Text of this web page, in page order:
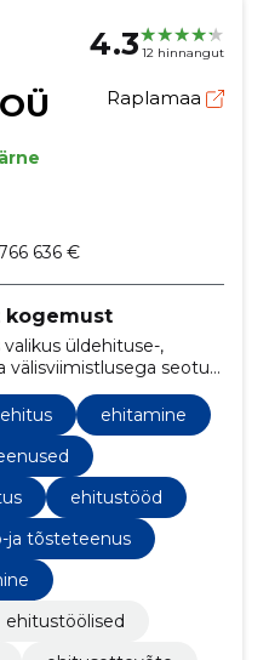
4.3 12 hinnangut
Raplamaa
636 €
kogemust
üldehituse-,
välisviimistlusega seotud
ehitus
ehitamine
ehitustööd
ja tõsteteenus
ehitustöölised